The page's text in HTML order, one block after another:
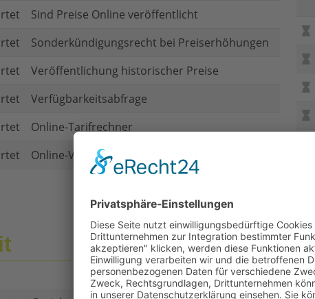
Sind Preise Online veröffentlicht
Sonderkündigungsrecht bei Preiserhöhungen
Veröffentlichung historischer Preise
Verfügbarkeitsabfrage
Online-Tarifrechner
Online-Vertragsabschluss